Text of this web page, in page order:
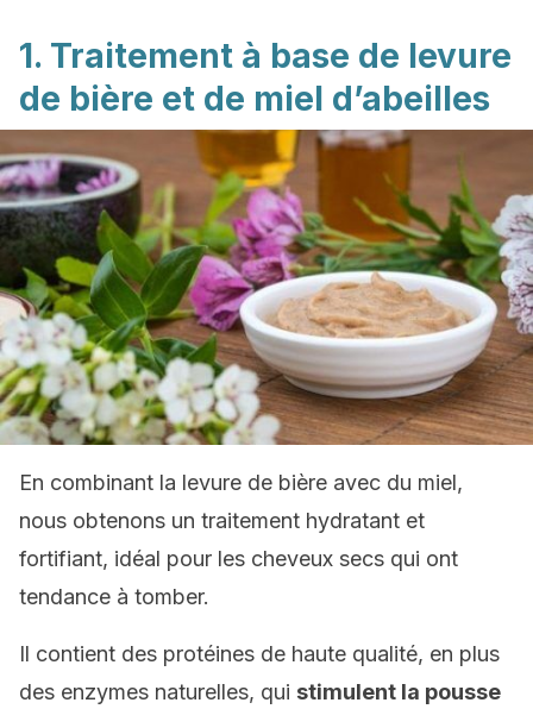
1. Traitement à base de levure
de bière et de miel d’abeilles
En combinant la levure de bière avec du miel,
nous obtenons un traitement hydratant et
fortifiant, idéal pour les cheveux secs qui ont
tendance à tomber.
Il contient des protéines de haute qualité, en plus
des enzymes naturelles, qui stimulent la pousse